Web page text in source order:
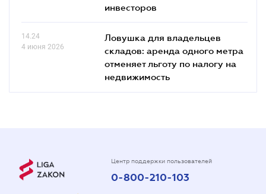
инвесторов
14.24
4 июня 2026
Ловушка для владельцев
складов: аренда одного метра
отменяет льготу по налогу на
недвижимость
Центр поддержки пользователей
0-800-210-103